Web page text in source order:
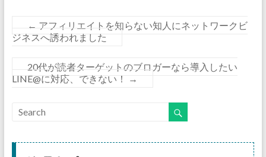
← アフィリエイトを知らない知人にネットワークビ
ジネスへ誘われました
20代が読者ターゲットのブロガーなら導入したい
LINE@に対応、できない！
→